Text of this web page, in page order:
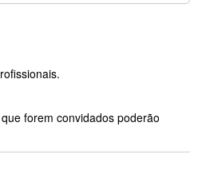
forem convidados poderão